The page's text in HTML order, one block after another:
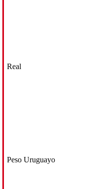
Real
Peso Uruguayo